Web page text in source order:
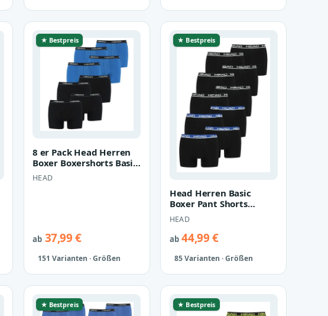
★ Bestpreis
8 er Pack Head Herren
Boxer Boxershorts Basic
Pant Unterwäsche
HEAD
ab37,99 €
151 Varianten · Größen
★ Bestpreis
Head Herren Basic
Boxer Pant Shorts
Unterwäsche Unterhose
10 er Pack
HEAD
ab44,99 €
85 Varianten · Größen
★ Bestpreis ★ Bestpreis